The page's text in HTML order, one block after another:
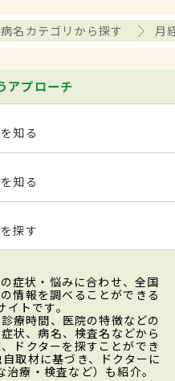
病名カテゴリから探す 月
アプローチ
を知る
を知る
を探す
症状・悩みに合わせ、全国
情報を調べることができる
トです。
療時間、医院の特徴などの
状、病名、検査名などから
ドクターを探すことができ
取材に基づき、ドクターに
療・検査など）も紹介。